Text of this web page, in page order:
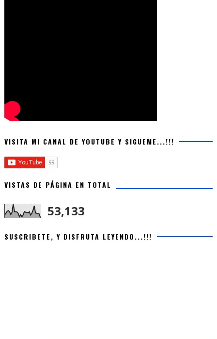
VISITA MI CANAL DE YOUTUBE Y SIGUEME...!!!
VISTAS DE PÁGINA EN TOTAL
53,133
SUSCRIBETE, Y DISFRUTA LEYENDO...!!!